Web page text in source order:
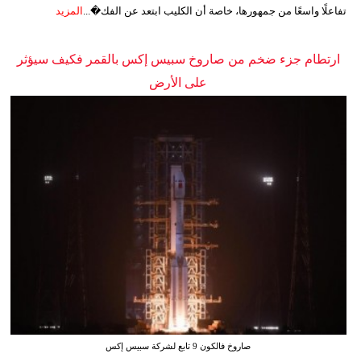
تفاعلًا واسعًا من جمهورها، خاصة أن الكليب ابتعد عن الفك�... المزيد
ارتطام جزء ضخم من صاروخ سبيس إكس بالقمر فكيف سيؤثر
على الأرض
صاروخ فالكون 9 تابع لشركة سبيس إكس